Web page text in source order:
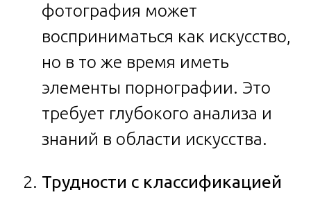
фотография может
восприниматься как искусство,
но в то же время иметь
элементы порнографии. Это
требует глубокого анализа и
знаний в области искусства.
Трудности с классификацией